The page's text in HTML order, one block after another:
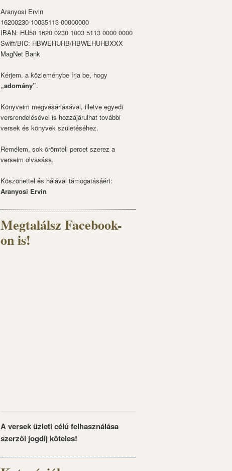
Aranyosi Ervin
16200230-10035113-00000000
IBAN: HU50 1620 0230 1003 5113 0000 0000
Swift/BIC: HBWEHUHB/HBWEHUHBXXX
MagNet Bank
Kérjem, a közleménybe írja be, hogy
„adomány”.
Könyveim megvásárlásával, illetve egyedi
versrendelésével is hozzájárulhat további
versek és könyvek születéséhez.
Remélem, sok örömteli percet szerez a
verseim olvasása.
Köszönettel és hálával támogatásáért:
Aranyosi Ervin
Megtalálsz Facebook-
on is!
A versek üzleti célú felhasználása
szerzői jogdíj köteles!